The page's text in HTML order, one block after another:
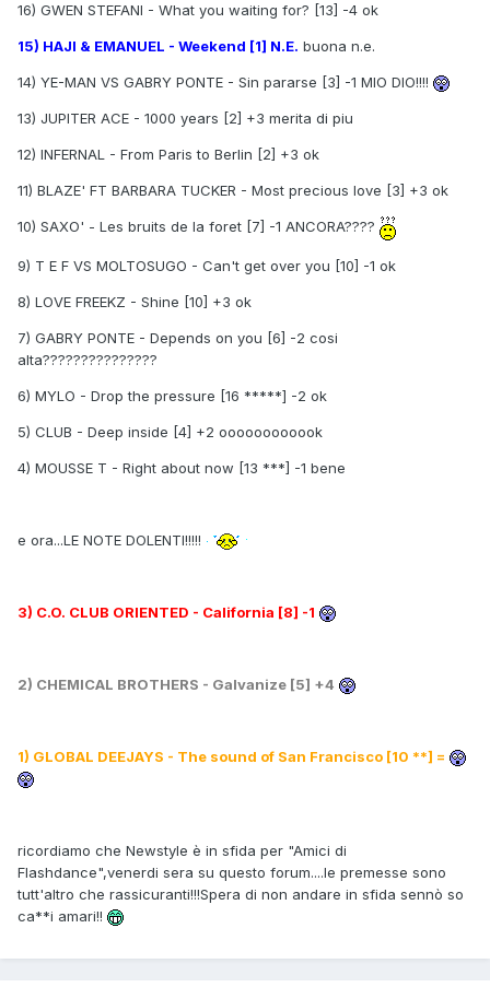
16) GWEN STEFANI - What you waiting for? [13] -4 ok
15) HAJI & EMANUEL - Weekend [1] N.E. buona n.e.
14) YE-MAN VS GABRY PONTE - Sin pararse [3] -1 MIO DIO!!!!
13) JUPITER ACE - 1000 years [2] +3 merita di piu
12) INFERNAL - From Paris to Berlin [2] +3 ok
11) BLAZE' FT BARBARA TUCKER - Most precious love [3] +3 ok
10) SAXO' - Les bruits de la foret [7] -1 ANCORA????
9) T E F VS MOLTOSUGO - Can't get over you [10] -1 ok
8) LOVE FREEKZ - Shine [10] +3 ok
7) GABRY PONTE - Depends on you [6] -2 cosi
alta???????????????
6) MYLO - Drop the pressure [16 *****] -2 ok
5) CLUB - Deep inside [4] +2 oooooooooook
4) MOUSSE T - Right about now [13 ***] -1 bene
e ora...LE NOTE DOLENTI!!!!!
3) C.O. CLUB ORIENTED - California [8] -1
2) CHEMICAL BROTHERS - Galvanize [5] +4
1) GLOBAL DEEJAYS - The sound of San Francisco [10 **] =
ricordiamo che Newstyle è in sfida per "Amici di
Flashdance",venerdi sera su questo forum....le premesse sono
tutt'altro che rassicuranti!!!Spera di non andare in sfida sennò so
ca**i amari!!